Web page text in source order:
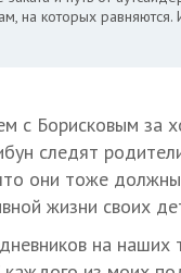
на которых
с Борисковым за
следят
они тоже
жизни своих
на наших